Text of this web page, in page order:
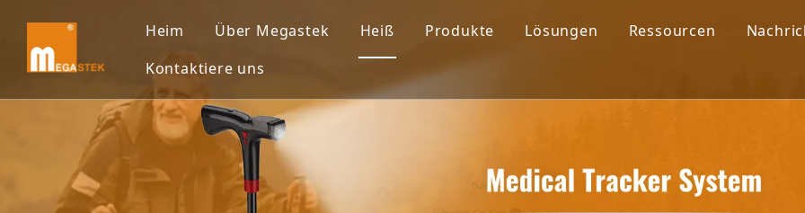
Heim Über Megastek Heiß Produkte Lösungen Ressourcen
Kontaktiere uns